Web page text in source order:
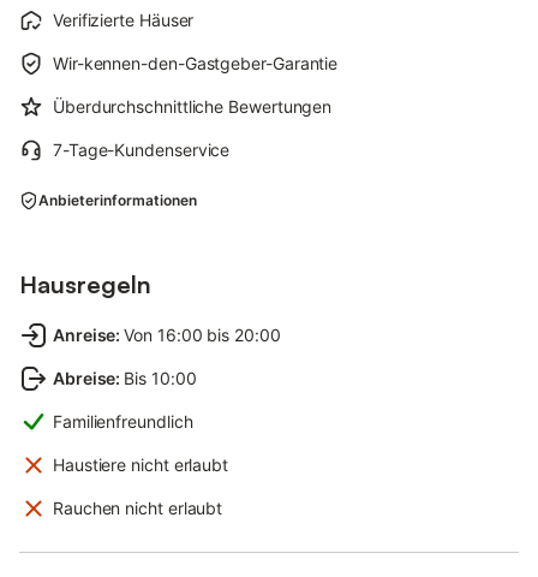
Verifizierte Häuser
Wir-kennen-den-Gastgeber-Garantie
Überdurchschnittliche Bewertungen
7-Tage-Kundenservice
Anbieterinformationen
Hausregeln
Anreise: Von 16:00 bis 20:00
Abreise: Bis 10:00
Familienfreundlich
Haustiere nicht erlaubt
Rauchen nicht erlaubt